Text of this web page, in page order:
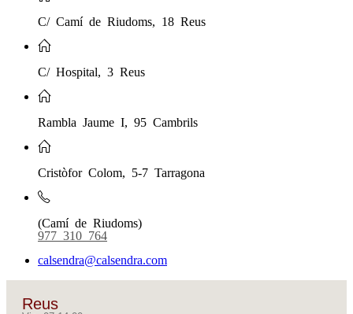
C/ Camí de Riudoms, 18 Reus
C/ Hospital, 3 Reus
Rambla Jaume I, 95 Cambrils
Cristòfor Colom, 5-7 Tarragona
(Camí de Riudoms)
977 310 764
calsendra@calsendra.com
Reus